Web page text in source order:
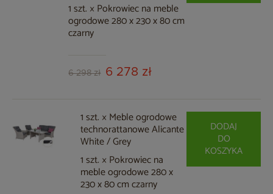
1 szt. × Pokrowiec na meble
ogrodowe 280 x 230 x 80 cm
czarny
6 298 zł 6 278 zł
1 szt. × Meble ogrodowe
technorattanowe Alicante
White / Grey
1 szt. × Pokrowiec na
meble ogrodowe 280 x
230 x 80 cm czarny
DODAJ
DO
KOSZYKA